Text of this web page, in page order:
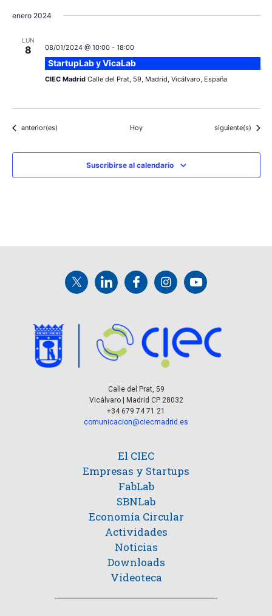
enero 2024
LUN
8 08/01/2024 @ 10:00- 18:00
StartupLab y VicaLab
CIEC Madrid Calle del Prat, 59, Madrid, Vicálvaro, España
Eventos
anterior(es) Hoy Eventos
siguiente(s)
Suscribirse al calendario
Calle del Prat, 59
Vicálvaro | Madrid CP 28032
+34 679 74 71 21
comunicacion@ciecmadrid.es
El CIEC
Empresas y Startups
FabLab
SBNLab
Economía Circular
Actividades
Noticias
Downloads
Videoteca